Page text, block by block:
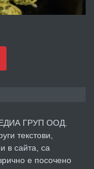
преди 5 дни
ГРУП ООД.
текстови,
в сайта, са
е посочено